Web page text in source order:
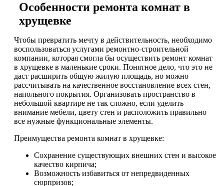
Особенности ремонта комнат в
хрущевке
Чтобы превратить мечту в действительность, необходимо
воспользоваться услугами ремонтно-строительной
компании, которая смогла бы осуществить ремонт комнат
в хрущевке в маленькие сроки. Понятное дело, что это не
даст расширить общую жилую площадь, но можно
рассчитывать на качественное восстановление всех стен,
напольного покрытия. Организовать пространство в
небольшой квартире не так сложно, если уделить
внимание мебели, цвету стен и расположить правильно
все нужные функциональные элементы.
Преимущества ремонта комнат в хрущевке:
Сохранение существующих внешних стен и высокое
качество кирпича;
Возможность избавиться от непредвиденных
сюрпризов;